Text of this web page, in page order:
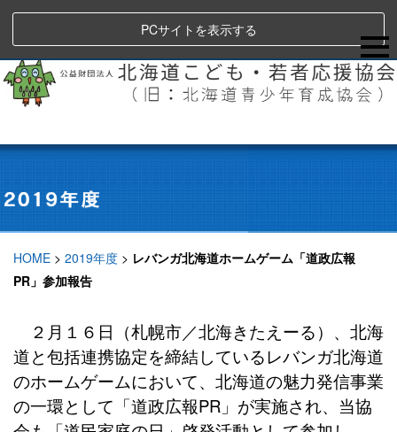
PCサイトを表示する
HOME > 2019年度 > レバンガ北海道ホームゲーム「道政広報
PR」参加報告
２月１６日（札幌市／北海きたえーる）、北海
道と包括連携協定を締結している​​レバンガ北海道
のホームゲームにおいて、北海道の魅力発信事業
の一環として「道政広報PR」が実施され、当協